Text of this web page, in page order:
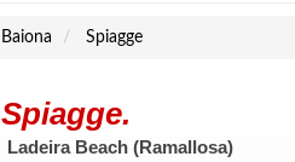
Baiona Spiagge
Spiagge.
Ladeira Beach (Ramallosa)